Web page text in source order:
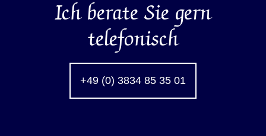
Ich berate Sie gern
telefonisch
+49 (0) 3834 85 35 01